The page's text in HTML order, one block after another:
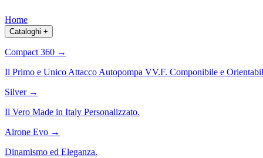
Home
Cataloghi +
Compact 360 →
Il Primo e Unico Attacco Autopompa VV.F. Componibile e
Silver →
Il Vero Made in Italy Personalizzato.
Airone Evo →
Dinamismo ed Eleganza.